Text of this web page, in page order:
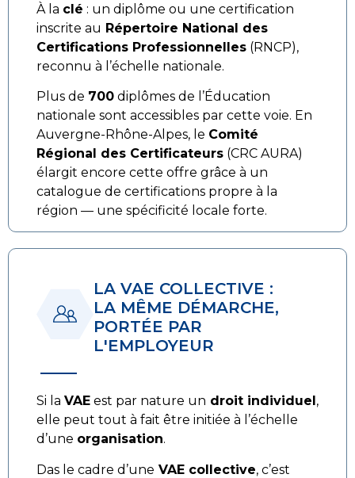
À la clé : un diplôme ou une certification
inscrite au Répertoire National des
Certifications Professionnelles (RNCP),
reconnu à l’échelle nationale.
Plus de 700 diplômes de l’Éducation
nationale sont accessibles par cette voie. En
Auvergne-Rhône-Alpes, le Comité
Régional des Certificateurs (CRC AURA)
élargit encore cette offre grâce à un
catalogue de certifications propre à la
région — une spécificité locale forte.
LA VAE COLLECTIVE :
LA MÊME DÉMARCHE,
PORTÉE PAR
L'EMPLOYEUR
Si la VAE est par nature un droit individuel ,
elle peut tout à fait être initiée à l’échelle
d’une organisation.
Das le cadre d’une VAE collective, c’est